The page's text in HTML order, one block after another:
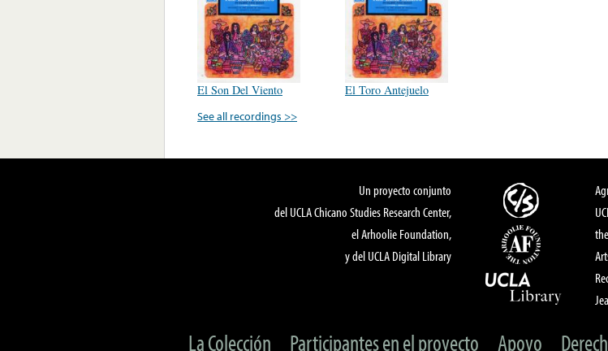
El Son Del Viento
El Toro Antejuelo
See all recordings >>
Un proyecto conjunto
del UCLA Chicano Studies Research Center,
el Arhoolie Foundation,
y del UCLA Digital Library
La Colección Participantes en el proyecto Apoyo